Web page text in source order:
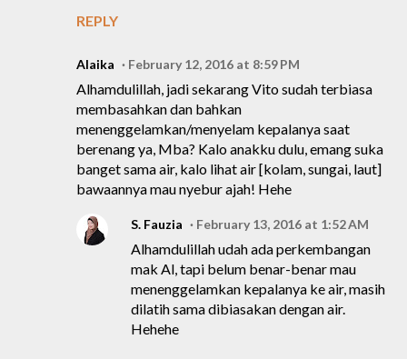
REPLY
Alaika February 12, 2016 at 8:59 PM
Alhamdulillah, jadi sekarang Vito sudah terbiasa
membasahkan dan bahkan
menenggelamkan/menyelam kepalanya saat
berenang ya, Mba? Kalo anakku dulu, emang suka
banget sama air, kalo lihat air [kolam, sungai, laut]
bawaannya mau nyebur ajah! Hehe
S. Fauzia February 13, 2016 at 1:52 AM
Alhamdulillah udah ada perkembangan
mak Al, tapi belum benar-benar mau
menenggelamkan kepalanya ke air, masih
dilatih sama dibiasakan dengan air.
Hehehe